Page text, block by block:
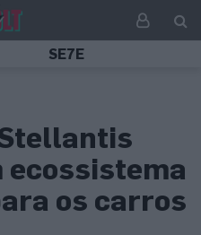
SE7E
os carros